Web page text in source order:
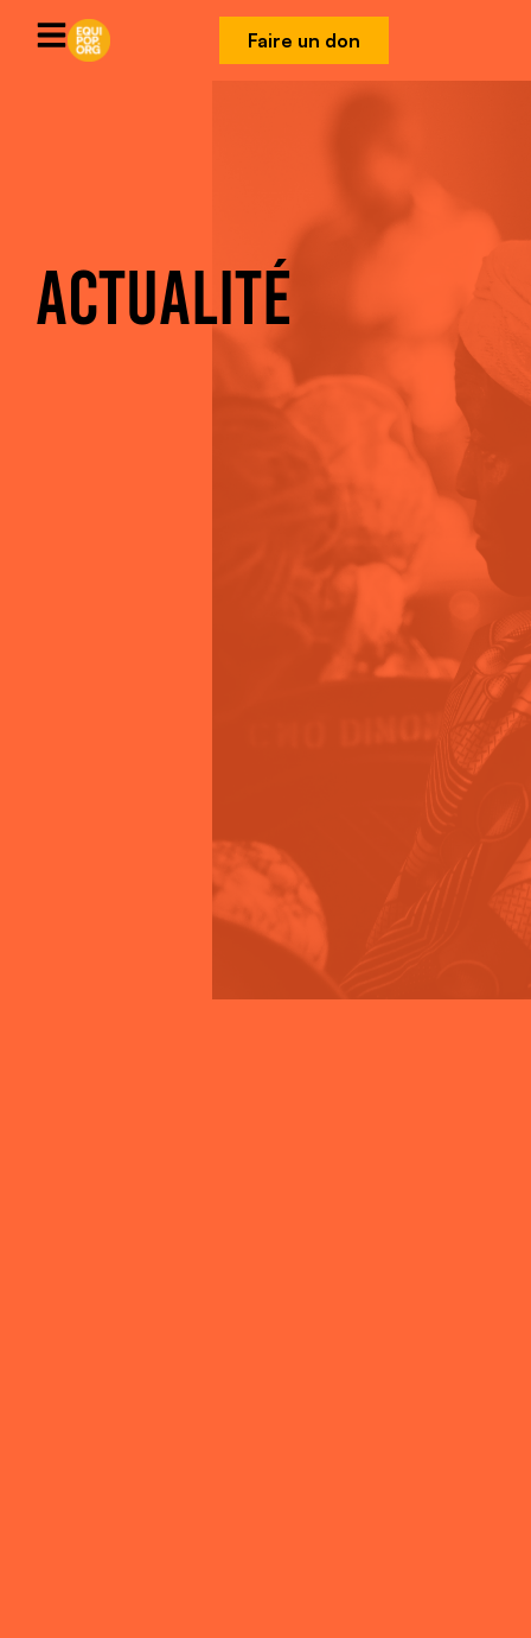
Faire un don
ACTUALITÉ